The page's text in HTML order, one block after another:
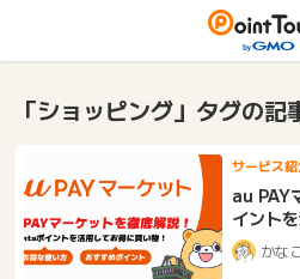
「ショッピング」タグの記
サービス
au PAY
イント
のがおす
かな